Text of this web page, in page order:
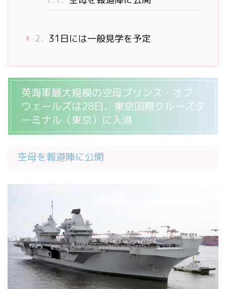
2. 31日には一般見学を予定
英海軍最大規模の空母プリンス・オブ・
ウェールズは28日、東京国際クルーズタ
ーミナル（東京）に入港
空母を報道陣に公開